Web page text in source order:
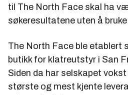
til The North Face skal ha
søkeresultatene uten å
The North Face ble etablert
butikk for klatreutstyr i San
Siden da har selskapet
største og mest kjente